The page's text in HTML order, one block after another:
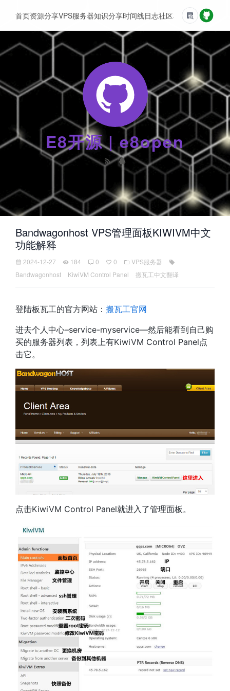
E8开源 | e8open
首页资源分享VPS服务器知识分享时间线日志社区友情链接
Bandwagonhost VPS管理面板KIWIVM中文
功能解释
2024-12-27 184 0 0
VPS服务器
Bandwagonhost
KiwiVM Control Panel 搬瓦工中文翻译
登陆板瓦工的官方网站： 搬瓦工官网
进去个人中心–service-myservice—然后能看到自己购
买的服务器列表，列表上有KiwiVM Control Panel点
击它。
点击KiwiVM Control Panel就进入了管理面板。